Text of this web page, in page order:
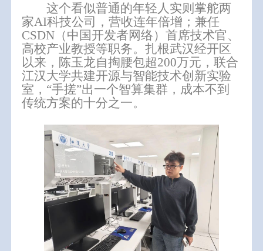
这个看似普通的年轻人实则掌舵两
家AI科技公司，营收连年倍增；兼任
CSDN（中国开发者网络）首席技术官、
高校产业教授等职务。扎根武汉经开区
以来， 陈玉龙自掏腰包超200万元，联合
江汉大学共建开源与智能技术创新实验
室，“手搓”出一个智算集群 ，成本不到
传统方案的十分之一。